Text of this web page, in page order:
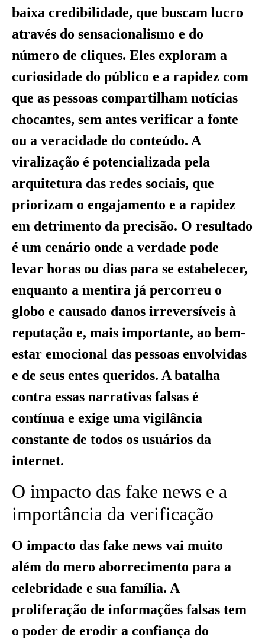
baixa credibilidade, que buscam lucro
através do sensacionalismo e do
número de cliques. Eles exploram a
curiosidade do público e a rapidez com
que as pessoas compartilham notícias
chocantes, sem antes verificar a fonte
ou a veracidade do conteúdo. A
viralização é potencializada pela
arquitetura das redes sociais, que
priorizam o engajamento e a rapidez
em detrimento da precisão. O resultado
é um cenário onde a verdade pode
levar horas ou dias para se estabelecer,
enquanto a mentira já percorreu o
globo e causado danos irreversíveis à
reputação e, mais importante, ao bem-
estar emocional das pessoas envolvidas
e de seus entes queridos. A batalha
contra essas narrativas falsas é
contínua e exige uma vigilância
constante de todos os usuários da
internet.
O impacto das fake news e a
importância da verificação
O impacto das fake news vai muito
além do mero aborrecimento para a
celebridade e sua família. A
proliferação de informações falsas tem
o poder de erodir a confiança do